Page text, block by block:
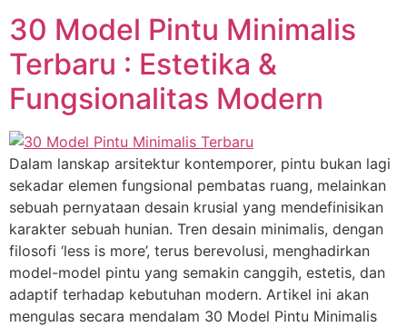
30 Model Pintu Minimalis
Terbaru : Estetika &
Fungsionalitas Modern
Dalam lanskap arsitektur kontemporer, pintu bukan lagi
sekadar elemen fungsional pembatas ruang, melainkan
sebuah pernyataan desain krusial yang mendefinisikan
karakter sebuah hunian. Tren desain minimalis, dengan
filosofi ‘less is more’, terus berevolusi, menghadirkan
model-model pintu yang semakin canggih, estetis, dan
adaptif terhadap kebutuhan modern. Artikel ini akan
mengulas secara mendalam 30 Model Pintu Minimalis